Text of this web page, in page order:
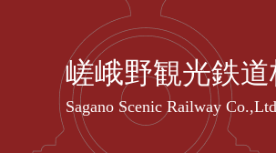
嵯峨野観光鉄
Sagano Scenic Railway